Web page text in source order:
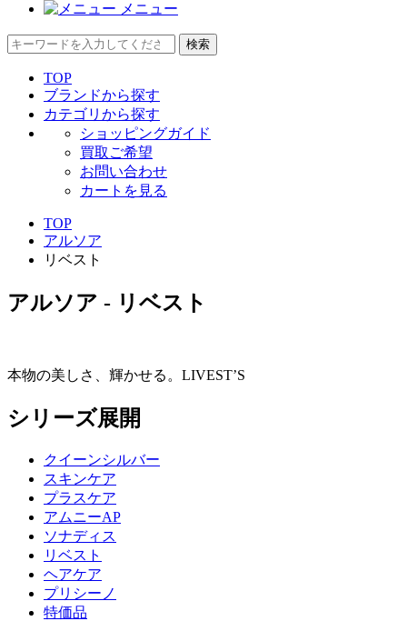
メニュー
検索
TOP
ブランドから探す
カテゴリから探す
ショッピングガイド
買取ご希望
お問い合わせ
カートを見る
TOP
アルソア
リベスト
アルソア - リベスト
本物の美しさ、輝かせる。LIVEST’S
シリーズ展開
クイーンシルバー
スキンケア
プラスケア
アムニーAP
ソナディス
リベスト
ヘアケア
プリシーノ
特価品